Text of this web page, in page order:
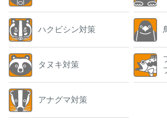
ハクビシン対策
タヌキ対策
アナグマ対策